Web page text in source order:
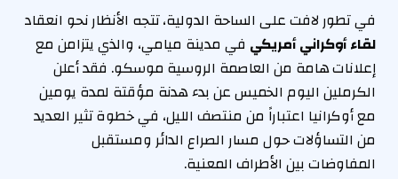
في تطور لافت على الساحة الدولية، تتجه الأنظار نحو انعقاد
لقاء أوكراني أمريكي في مدينة ميامي، والذي يتزامن مع
إعلانات هامة من العاصمة الروسية موسكو. فقد أعلن
الكرملين اليوم الخميس عن بدء هدنة مؤقتة لمدة يومين
مع أوكرانيا اعتباراً من منتصف الليل، في خطوة تثير العديد
من التساؤلات حول مسار الصراع الدائر ومستقبل
المفاوضات بين الأطراف المعنية.